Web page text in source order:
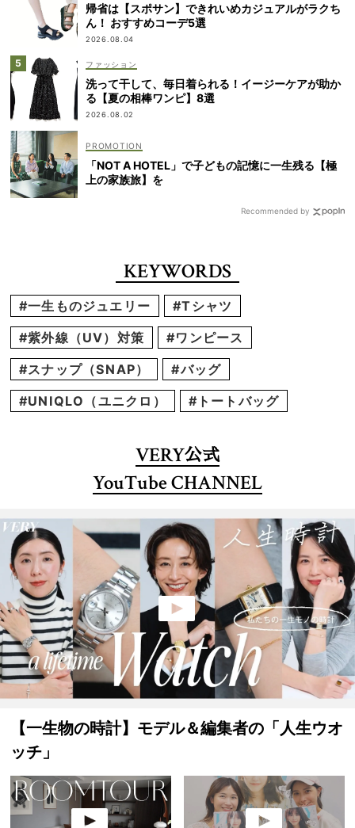
帰省は【スポサン】できれいめカジュアルがラクち
ん！ おすすめコーデ5選
2026.08.04
ファッション
洗って干して、毎日着られる！イージーケアが助か
る【夏の相棒ワンピ】8選
2026.08.02
「NOT A HOTEL」で子どもの記憶に一生残る【極
上の家族旅】を
Recommended by
KEYWORDS
#一生ものジュエリー
#Tシャツ
#紫外線（UV）対策
#ワンピース
#スナップ（SNAP）
#バッグ
#UNIQLO（ユニクロ）
#トートバッグ
VERY公式
YouTube CHANNEL
【一生物の時計】モデル＆編集者の「人生ウオ
ッチ」